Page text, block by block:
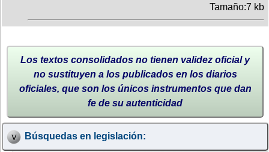
Tamaño:7 kb
Los textos consolidados no tienen validez oficial y
no sustituyen a los publicados en los diarios
oficiales, que son los únicos instrumentos que dan
fe de su autenticidad
Búsquedas en legislación: